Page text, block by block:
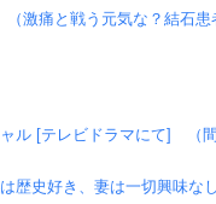
激痛と戦う元気な？結石患
ル [テレビドラマにて] （
歴史好き、妻は一切興味なし